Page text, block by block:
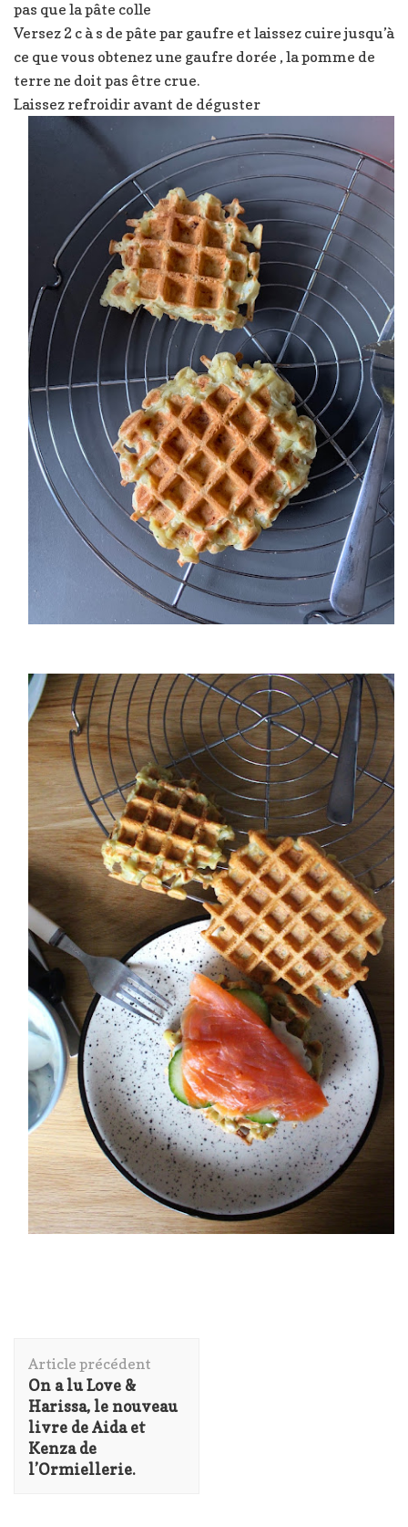
pas que la pâte colle
Versez 2 c à s de pâte par gaufre et laissez cuire jusqu’à
ce que vous obtenez une gaufre dorée , la pomme de
terre ne doit pas être crue.
Laissez refroidir avant de déguster
d'article
Article précédent
On a lu Love &
Harissa, le nouveau
livre de Aida et
Kenza de
l’Ormiellerie.